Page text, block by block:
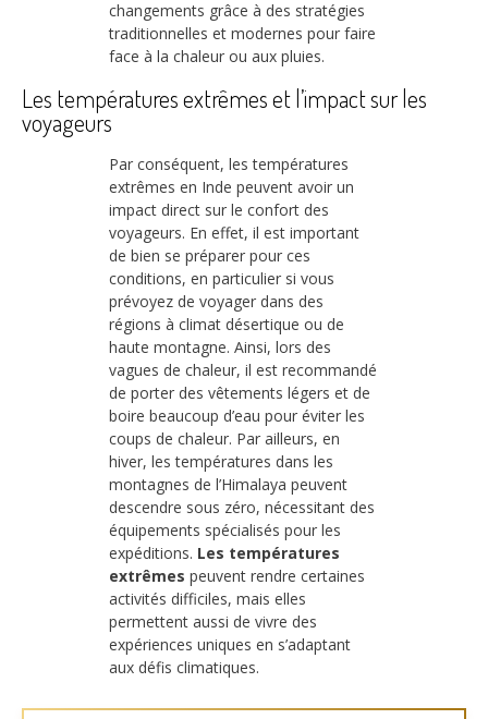
changements grâce à des stratégies
traditionnelles et modernes pour faire
face à la chaleur ou aux pluies.
Les températures extrêmes et l’impact sur les
voyageurs
Par conséquent, les températures
extrêmes en Inde peuvent avoir un
impact direct sur le confort des
voyageurs. En effet, il est important
de bien se préparer pour ces
conditions, en particulier si vous
prévoyez de voyager dans des
régions à climat désertique ou de
haute montagne. Ainsi, lors des
vagues de chaleur, il est recommandé
de porter des vêtements légers et de
boire beaucoup d’eau pour éviter les
coups de chaleur. Par ailleurs, en
hiver, les températures dans les
montagnes de l’Himalaya peuvent
descendre sous zéro, nécessitant des
équipements spécialisés pour les
expéditions. Les températures
extrêmes peuvent rendre certaines
activités difficiles, mais elles
permettent aussi de vivre des
expériences uniques en s’adaptant
aux défis climatiques.